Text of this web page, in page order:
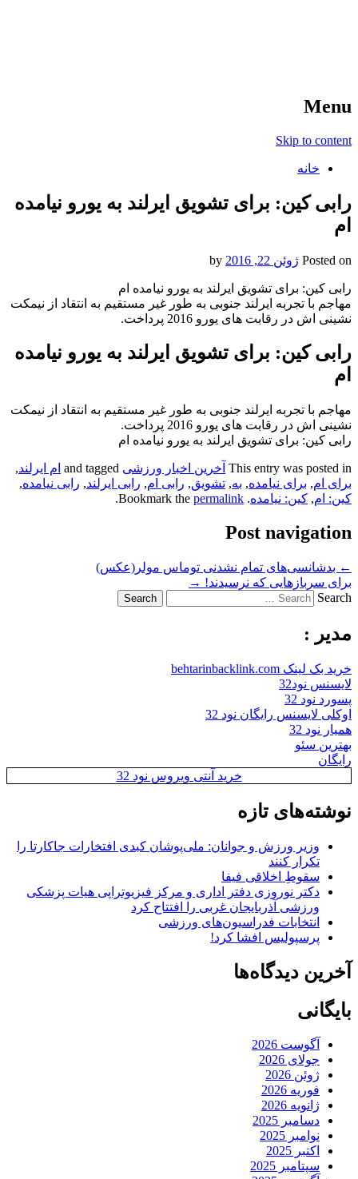
Menu
Skip to content
خانه
رابی کین: برای تشویق ایرلند به یورو نیامده
ام
Posted on ژوئن 22, 2016
رابی کین: برای تشویق ایرلند به یورو نیامده ام
مهاجم با تجربه ایرلند جنوبی به طور غیر مستقیم به انتقاد از نیمکت
نشینی اش در رقابت های یورو 2016 پرداخت.
رابی کین: برای تشویق ایرلند به یورو نیامده
ام
مهاجم با تجربه ایرلند جنوبی به طور غیر مستقیم به انتقاد از نیمکت
نشینی اش در رقابت های یورو 2016 پرداخت.
رابی کین: برای تشویق ایرلند به یورو نیامده ام
This entry was posted in آخرین اخبار ورزشی ام ایرلند,
برای ام, برای نیامده, به, تشویق, رابی ام, رابی ایرلند, رابی نیامده,
کین: ام, کین: نیامده. Bookmark the
permalink
.
Post navigation
← بدشانسی‌های تمام نشدنی توماس مولر(عکس)
برای سربازهایی که نرسیدند! →
Search
مدیر :
خرید بک لینک behtarinbacklink.com
لایسنس نود32
پسورد نود 32
اوکلی لایسنس رایگان نود 32
همیار نود 32
بهترین سئو
رایگان
خرید آنتی ویروس نود 32
نوشته‌های تازه
وزیر ورزش و جوانان: ملی‌پوشان کبدی افتخارات جاکارتا را
تکرار کنند
سقوطِ اخلاقی فیفا
دکتر نوروزی دفتر اداری و مرکز فیزیوتراپی هیات پزشکی
ورزشی آذربایجان غربی را افتتاح کرد
انتخابات فدراسیون‌های ورزشی
پرسپولیس افشا کرد!
آخرین دیدگاه‌ها
بایگانی
آگوست 2026
جولای 2026
ژوئن 2026
فوریه 2026
ژانویه 2026
دسامبر 2025
نوامبر 2025
اکتبر 2025
سپتامبر 2025